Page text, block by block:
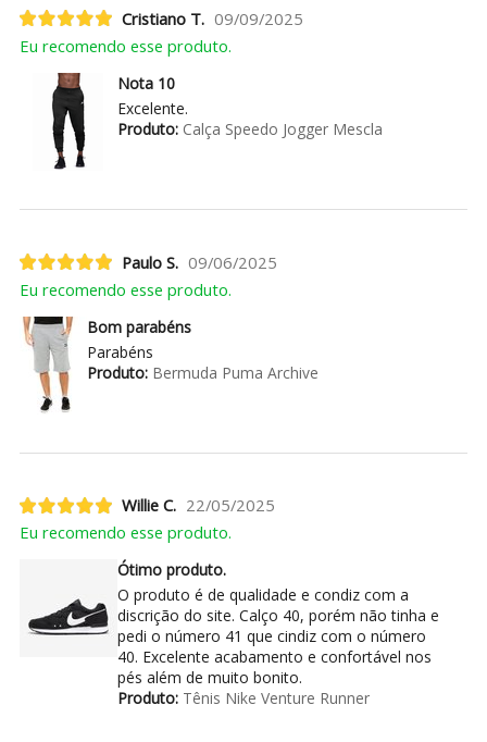
Cristiano T. 09/09/2025
Eu recomendo esse produto.
Nota 10
Excelente.
Produto:Calça Speedo Jogger Mescla
Paulo S. 09/06/2025
Eu recomendo esse produto.
Bom parabéns
Parabéns
Produto:Bermuda Puma Archive
Willie C. 22/05/2025
Eu recomendo esse produto.
Ótimo produto.
O produto é de qualidade e condiz com a
discrição do site. Calço 40, porém não tinha e
pedi o número 41 que cindiz com o número
40. Excelente acabamento e confortável nos
pés além de muito bonito.
Produto:Tênis Nike Venture Runner